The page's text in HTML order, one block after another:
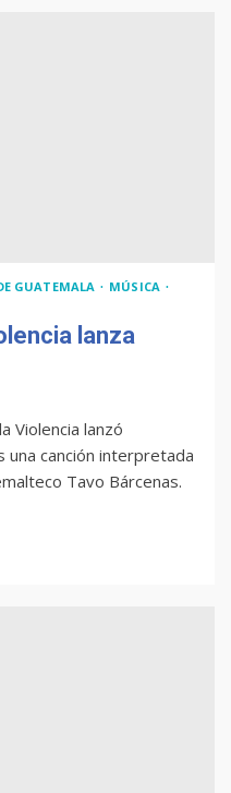
GUATEMALA
MÚSICA
lanza
Violencia lanzó
canción interpretada
Tavo Bárcenas.